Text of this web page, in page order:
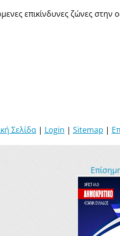
επικίνδυνες ζώνες στην
Σελίδα| Login | Sitemap |